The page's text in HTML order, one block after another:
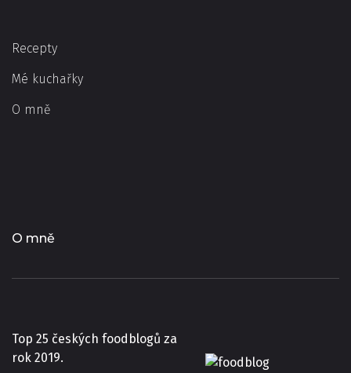
Recepty
Mé kuchařky
O mně
O mně
Top 25 českých foodblogů za
rok 2019.